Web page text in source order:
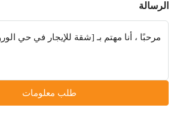
الرسالة
طلب معلومات